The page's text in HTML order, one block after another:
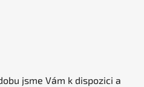
jsme Vám k dispozici a